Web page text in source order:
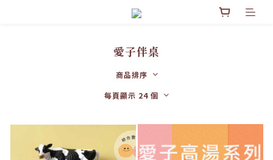
愛子伴桌
商品排序
每頁顯示 24 個